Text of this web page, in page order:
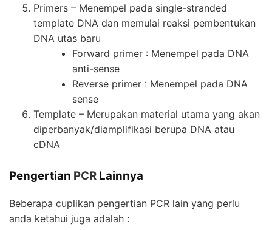
Primers – Menempel pada single-stranded
template DNA dan memulai reaksi pembentukan
DNA utas baru
Forward primer : Menempel pada DNA
anti-sense
Reverse primer : Menempel pada DNA
sense
Template – Merupakan material utama yang akan
diperbanyak/diamplifikasi berupa DNA atau
cDNA
Pengertian PCR Lainnya
Beberapa cuplikan pengertian PCR lain yang perlu
anda ketahui juga adalah :